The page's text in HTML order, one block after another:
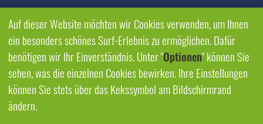
Auf dieser Website möchten wir Cookies verwenden, um Ihnen
ein besonders schönes Surf-Erlebnis zu ermöglichen. Dafür
benötigen wir Ihr Einverständnis. Unter "Optionen" können Sie
sehen, was die einzelnen Cookies bewirken. Ihre Einstellungen
können Sie stets über das Kekssymbol am Bildschirmrand
ändern.